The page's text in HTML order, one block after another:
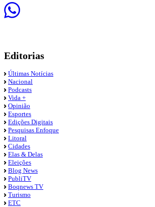
Editorias
Últimas Notícias
Nacional
Podcasts
Vida +
Opinião
Esportes
Edições Digitais
Pesquisas Enfoque
Litoral
Cidades
Elas & Delas
Eleições
Blog News
PubliTV
Boqnews TV
Turismo
ETC